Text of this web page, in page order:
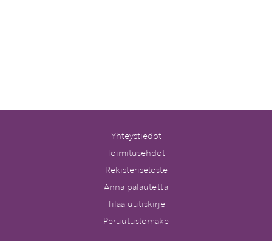
Yhteystiedot
Toimitusehdot
Rekisteriseloste
Anna palautetta
Tilaa uutiskirje
Peruutuslomake